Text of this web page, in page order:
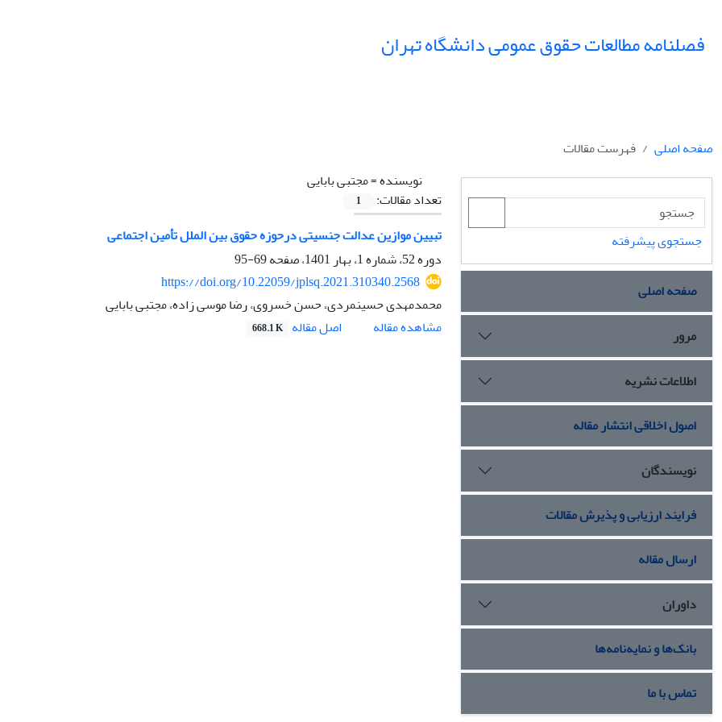
فصلنامه مطالعات حقوق عمومی دانشگاه تهران
صفحه اصلی
فهرست مقالات
نویسنده =مجتبی بابایی
تعداد مقالات:
1
تبیین موازین عدالت جنسیتی درحوزه حقوق بین‏ الملل تأمین اجتماعی
دوره 52، شماره 1، بهار 1401، صفحه
69-95
https://doi.org/10.22059/jplsq.2021.310340.2568
محمدمهدی حسینمردی، حسن خسروی، رضا موسی زاده، مجتبی بابایی
مشاهده مقاله
اصل مقاله 668.1 K
جستجوی پیشرفته
صفحه اصلی
مرور
اطلاعات نشریه
اصول اخلاقی انتشار مقاله
نویسندگان
فرایند ارزیابی و پذیرش مقالات
ارسال مقاله
داوران
بانک‌ها و نمایه‌نامه‌ها
تماس با ما